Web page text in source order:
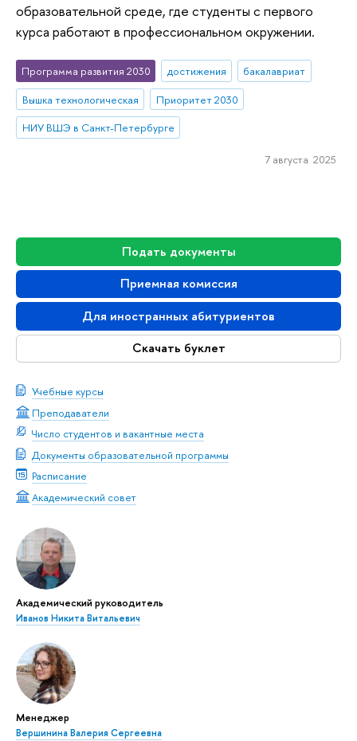
Подать документы
Приемная комиссия
Для иностранных абитуриентов
Скачать буклет
Учебные курсы
Преподаватели
Число студентов и вакантные места
Документы образовательной программы
Расписание
Академический совет
Академический руководитель
Иванов Никита Витальевич
Менеджер
Вершинина Валерия Сергеевна
образовательной среде, где студенты с первого
курса работают в профессиональном окружении.
Программа развития 2030 достижения
бакалавриат
Вышка технологическая
Приоритет 2030
НИУ ВШЭ в Санкт-Петербурге
7 августа 2025